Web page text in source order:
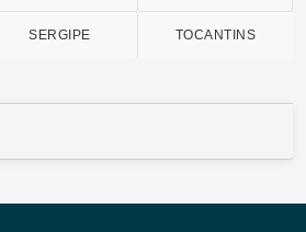
SERGIPE TOCANTINS